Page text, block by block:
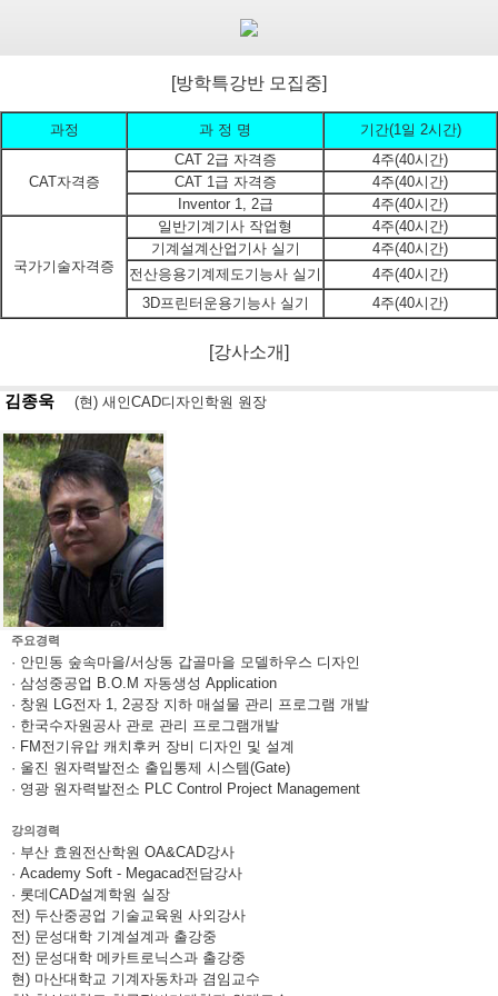
[방학특강반 모집중]
과정 과 정 명 기간(1일 2시간)
CAT자격증
CAT 2급 자격증
4주(40시간)
CAT 1급 자격증
4주(40시간)
Inventor 1, 2급
4주(40시간)
국가기술자격증
일반기계기사 작업형
4주(40시간)
기계설계산업기사 실기
4주(40시간)
전산응용기계제도기능사 실기
4주(40시간)
3D프린터운용기능사 실기
4주(40시간)
[강사소개]
김종욱 (현) 새인CAD디자인학원 원장
주요경력
· 안민동 숲속마을/서상동 갑골마을 모델하우스 디자인
· 삼성중공업 B.O.M 자동생성 Application
· 창원 LG전자 1, 2공장 지하 매설물 관리 프로그램 개발
· 한국수자원공사 관로 관리 프로그램개발
· FM전기유압 캐치후커 장비 디자인 및 설계
· 울진 원자력발전소 출입통제 시스템(Gate)
· 영광 원자력발전소 PLC Control Project Management
강의경력
· 부산 효원전산학원 OA&CAD강사
· Academy Soft - Megacad전담강사
· 롯데CAD설계학원 실장
전) 두산중공업 기술교육원 사외강사
전) 문성대학 기계설계과 출강중
전) 문성대학 메카트로닉스과 출강중
현) 마산대학교 기계자동차과 겸임교수